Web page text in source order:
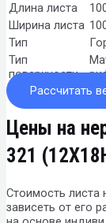
Длина листа
Ширина листа
Тип
Тип
поверхности
Рассчитать
Цены на
321
Стоимость
зависеть от его